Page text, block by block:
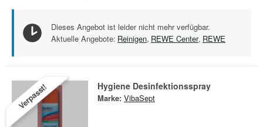
Dieses Angebot ist leider nicht mehr verfügbar.
Aktuelle Angebote: Reinigen, REWE Center, REWE
Verpasst! Hygiene Desinfektionsspray
Marke: VibaSept